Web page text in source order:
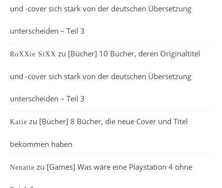
und -cover sich stark von der deutschen Übersetzung
unterscheiden – Teil 3
RoXXie SiXX zu [Bücher] 10 Bücher, deren Originaltitel
und -cover sich stark von der deutschen Übersetzung
unterscheiden – Teil 3
Katie zu [Bücher] 8 Bücher, die neue Cover und Titel
bekommen haben
Nenatie zu [Games] Was wäre eine Playstation 4 ohne